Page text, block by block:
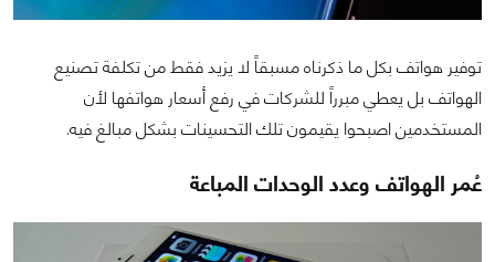
توفير هواتف بكل ما ذكرناه مسبقاً لا يزيد فقط من تكلفة تصنيع
الهواتف بل يعطي مبرراً للشركات في رفع أسعار هواتفها لأن
المستخدمين اصبحوا يقيمون تلك التحسينات بشكل مبالغ فيه.
عُمر الهواتف وعدد الوحدات المباعة